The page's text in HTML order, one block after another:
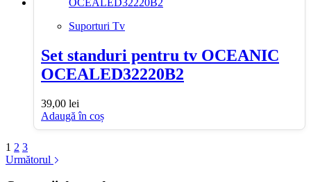
Suporturi Tv
Set standuri pentru tv OCEANIC
OCEALED32220B2
39,00 lei
Adaugă în coș
1 2 3
Următorul